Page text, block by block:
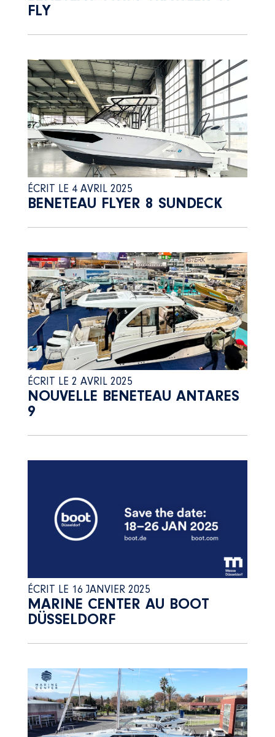
FLY
ÉCRIT LE 4 AVRIL 2025
BENETEAU FLYER 8 SUNDECK
ÉCRIT LE 2 AVRIL 2025
NOUVELLE BENETEAU ANTARES
9
ÉCRIT LE 16 JANVIER 2025
MARINE CENTER AU BOOT
DÜSSELDORF